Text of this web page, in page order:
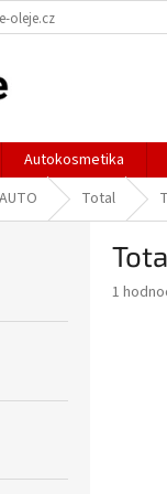
oleje.cz
Autokosmetika
AUTO Total
1